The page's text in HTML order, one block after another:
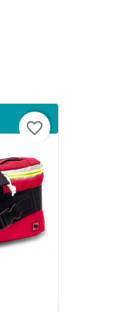
favorite_border